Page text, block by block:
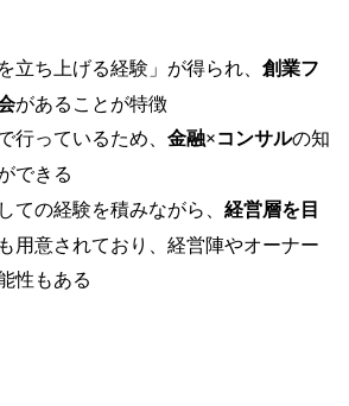
立ち上げる経験」が得られ、 創業フ
があることが特徴
行っているため、 金融×コンサルの知
できる
ての経験を積みながら、 経営層を目
も用意されており、経営陣やオーナー
性もある